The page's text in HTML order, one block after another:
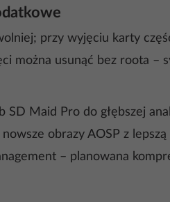
przy wyjęciu karty
można usunąć bez roota –
Maid Pro do głębszej
obrazy AOSP z lepszą
– planowana